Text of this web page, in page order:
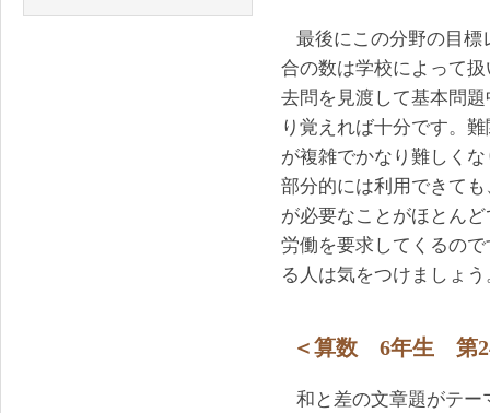
最後にこの分野の目
合の数は学校によって
去問を見渡して基本問
り覚えれば十分です。
が複雑でかなり難しく
部分的には利用できて
が必要なことがほとん
労働を要求してくるの
る人は気をつけましょう
＜算数 6年生 第
和と差の文章題がテ